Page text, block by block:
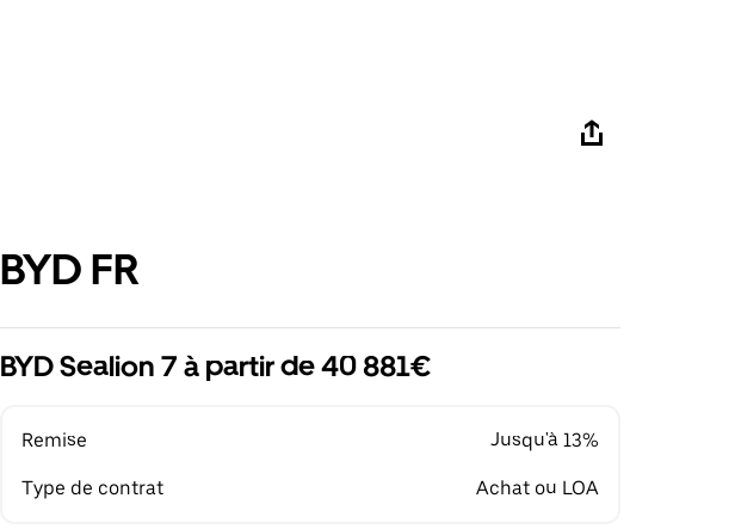
BYD FR
BYD Sealion 7 à partir de 40 881€
Remise Jusqu'à 13%
Type de contrat Achat ou LOA